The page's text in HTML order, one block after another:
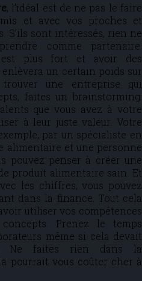
, l’idéal est de ne pas le faire
et avec vos proches et
S’ils sont intéressés, rien ne
comme partenaire.
est plus fort et avoir des
un certain poids sur
une entreprise qui
faites un brainstorming.
que vous avez à votre
à leur juste valeur. Votre
par un spécialiste en
et une personne
pouvez penser à créer une
produit alimentaire sain. Et
les chiffres, vous pouvez
dans la finance. Tout cela
utiliser vos compétences
Prenez le temps
même si cela devait
Ne faites rien dans la
pourrait vous coûter cher à